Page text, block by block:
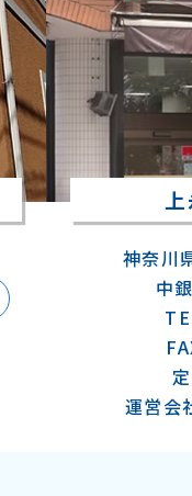
神奈川
中
運営会